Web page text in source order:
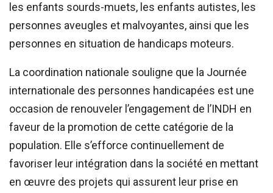
les enfants sourds-muets, les enfants autistes, les
personnes aveugles et malvoyantes, ainsi que les
personnes en situation de handicaps moteurs.
La coordination nationale souligne que la Journée
internationale des personnes handicapées est une
occasion de renouveler l’engagement de l’INDH en
faveur de la promotion de cette catégorie de la
population. Elle s’efforce continuellement de
favoriser leur intégration dans la société en mettant
en œuvre des projets qui assurent leur prise en